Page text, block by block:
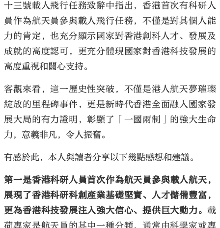
十三號載人飛行任務致辭中指出，香港首次有科研人
員作為航天員參與載人飛行任務，不僅是對其個人能
力的肯定，也充分顯示國家對香港創科人才、發展及
成就的高度認可，更充分體現國家對香港科技發展的
高度重視和關心支持。
客觀來看，這一歷史性突破，不僅是港人航天夢璀璨
綻放的里程碑事件，更是新時代香港全面融入國家發
展大局的有力證明，彰顯了「一國兩制」的強大生命
力，意義非凡，令人振奮。
有感於此，本人與讀者分享以下幾點感想和建議。
第一是香港科研人員首次作為航天員參與載人航天，
展現了香港科研科創產業基礎堅實、人才儲備豐富，
更為香港科技發展注入強大信心、提供巨大動力。 載